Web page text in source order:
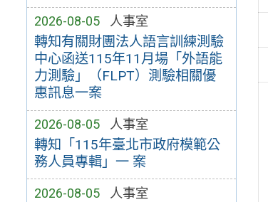
2026-08-05 人事室
轉知有關財團法人語言訓練測驗
中心函送115年11月場「外語能
力測驗」（FLPT）測驗相關優
惠訊息一案
2026-08-05 人事室
轉知「115年臺北市政府模範公
務人員專輯」一 案
2026-08-05 人事室